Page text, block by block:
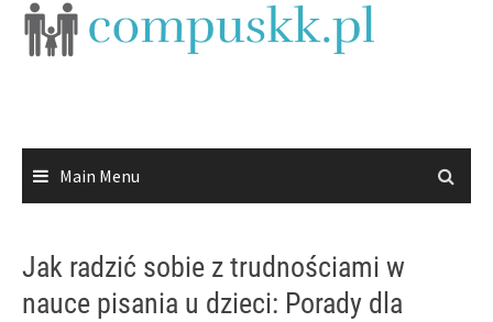
Skip
Main Menu
Jak radzić sobie z trudnościami w
nauce pisania u dzieci: Porady dla